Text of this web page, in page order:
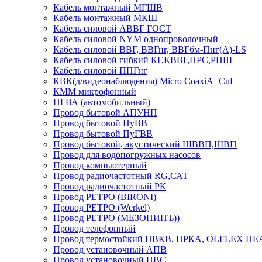
Кабель монтажный МГШВ
Кабель монтажный МКШ
Кабель силовой АВВГ ГОСТ
Кабель силовой NYM однопроволочный
Кабель силовой ВВГ, ВВГнг, ВВГбм-Пнг(А)-LS
Кабель силовой гибкий КГ,КВВГ,ПРС,РПШ
Кабель силовой ППГнг
КВК(д/видеонаблюдения) Micro CoaxiA+CuL
КММ микрофонный
ПГВА (автомобильный)
Провод бытовой АПУНП
Провод бытовой ПуВВ
Провод бытовой ПуГВВ
Провод бытовой, акустический ШВВП,ШВП
Провод для водопогружных насосов
Провод компьютерный
Провод радиочастотный RG,САТ
Провод радиочастотный РК
Провод РЕТРО (BIRONI)
Провод РЕТРО (Werkel)
Провод РЕТРО (МЕЗОНИНЪ))
Провод телефонный
Провод термостойкий ПВКВ, ПРКА, OLFLEX
Провод установочный АПВ